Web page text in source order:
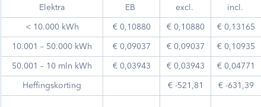
Elektra EB excl. incl.
< 10.000 kWh € 0,10880 € 0,10880 € 0,13165
10.001 – 50.000 kWh € 0,09037 € 0,09037 € 0,10935
50.001 – 10 mln kWh € 0,03943 € 0,03943 € 0,04771
Heffingskorting € -521,81 € -631,39